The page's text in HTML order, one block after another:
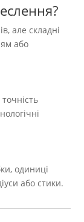
але складні
або
одиниці
або стики.